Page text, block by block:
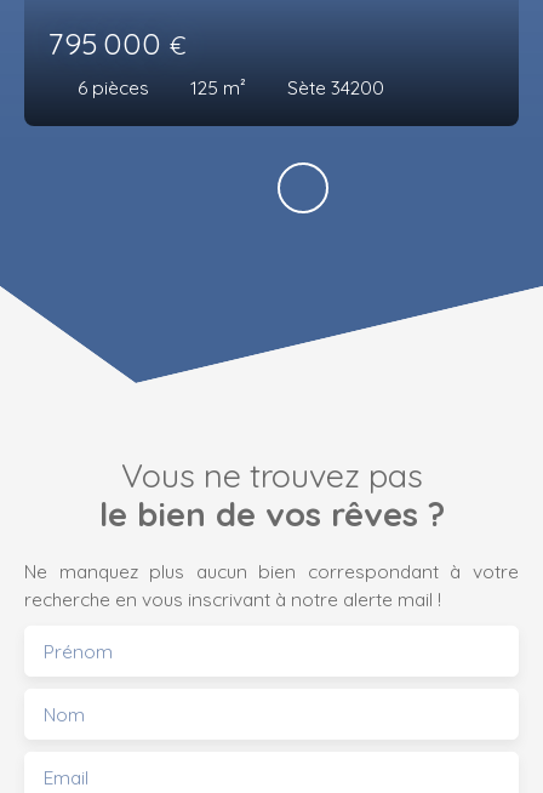
795 000 €
6 pièces 125 m² Sète 34200
Vous ne trouvez pas
le bien de vos rêves ?
Ne manquez plus aucun bien correspondant à votre
recherche en vous inscrivant à notre alerte mail !
Prénom
Nom
Email